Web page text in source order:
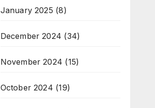
January 2025 (8)
December 2024 (34)
November 2024 (15)
October 2024 (19)